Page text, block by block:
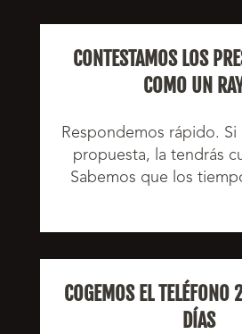
CONTESTAMOS LOS
COMO UN
Respondemos rápido. Si
propuesta, la tendrás
Sabemos que los
COGEMOS EL
DÍAS